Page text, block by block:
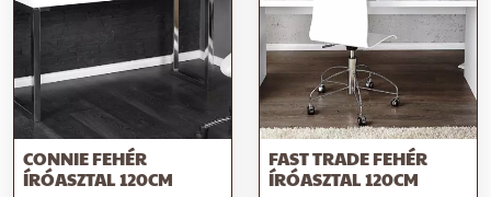
CONNIE FEHÉR
ÍRÓASZTAL 120CM
FAST TRADE FEHÉR
ÍRÓASZTAL 120CM